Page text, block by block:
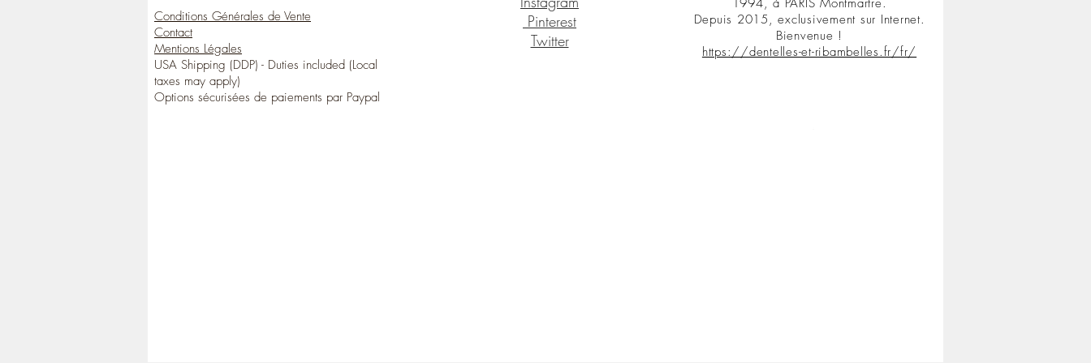
Conditions Générales de Vente
Contact
Mentions Légales
USA Shipping (DDP) - Duties included (Local
taxes may apply)
Options sécurisées de paiements par Paypal
Pinterest
Twitter
Depuis 2015, exclusivement sur Internet.
Bienvenue !
https://dentelles-et-ribambelles.fr/fr/